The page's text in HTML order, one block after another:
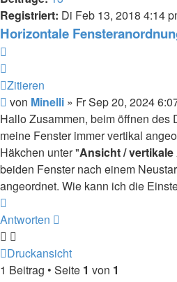
Registriert: Di Feb 13, 2018 4:14
Horizontale
Zitieren
Beitrag
von Minelli » Fr Sep 20, 2024
Hallo Zusammen, beim öffnen des
meine Fenster immer vertikal
Häkchen unter "Ansicht /
beiden Fenster nach einem
angeordnet. Wie kann ich die
oben
Antworten
Druckansicht
1 Beitrag • Seite 1 von 1